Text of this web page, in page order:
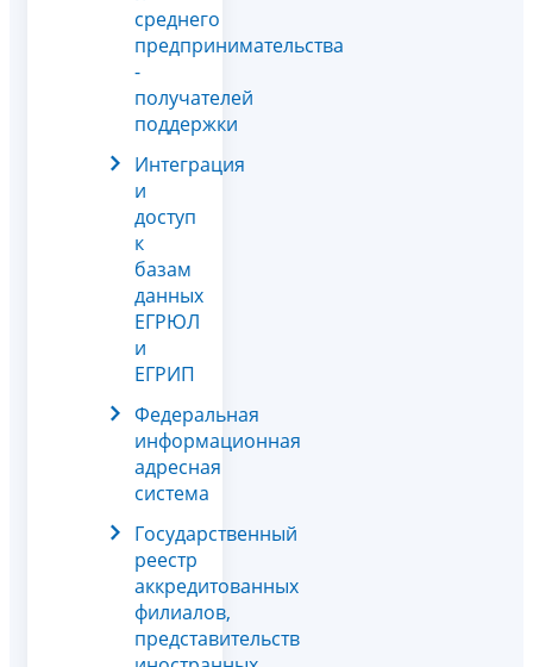
среднего
предпринимательства
-
получателей
поддержки
Интеграция
и
доступ
к
базам
данных
ЕГРЮЛ
и
ЕГРИП
Федеральная
информационная
адресная
система
Государственный
реестр
аккредитованных
филиалов,
представительств